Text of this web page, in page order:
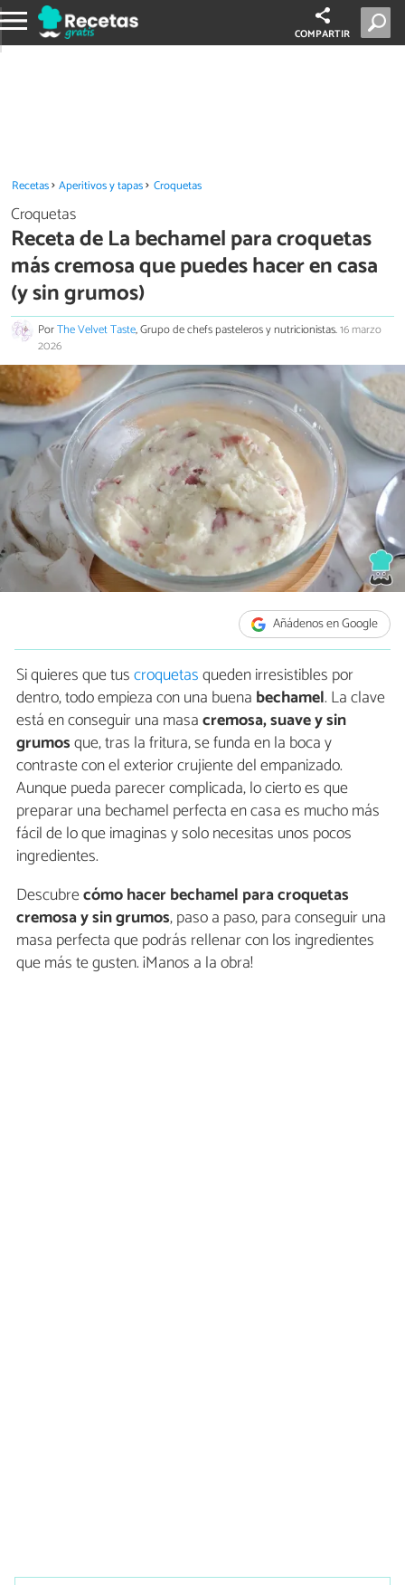
COMPARTIR
Recetas Aperitivos y tapas Croquetas
Croquetas
Receta de La bechamel para croquetas
más cremosa que puedes hacer en casa
(y sin grumos)
PorThe Velvet Taste, Grupo de chefs pasteleros y nutricionistas.16 marzo
2026
Añádenos en Google
Si quieres que tuscroquetasqueden irresistibles por
dentro, todo empieza con una buena bechamel. La clave
está en conseguir una masacremosa, suave y sin
grumosque, tras la fritura, se funda en la boca y
contraste con el exterior crujiente del empanizado.
Aunque pueda parecer complicada, lo cierto es que
preparar una bechamel perfecta en casa es mucho más
fácil de lo que imaginas y solo necesitas unos pocos
ingredientes.
Descubrecómo hacer bechamel para croquetas
cremosa y sin grumos, paso a paso, para conseguir una
masa perfecta que podrás rellenar con los ingredientes
que más te gusten. ¡Manos a la obra!